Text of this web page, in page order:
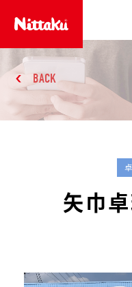
BACK
矢巾